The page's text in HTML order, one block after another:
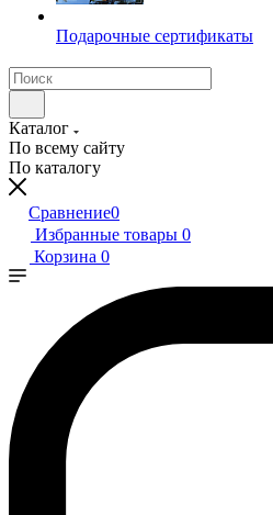
Подарочные сертификаты
Каталог
По всему сайту
По каталогу
Сравнение0
Избранные товары 0
Корзина 0